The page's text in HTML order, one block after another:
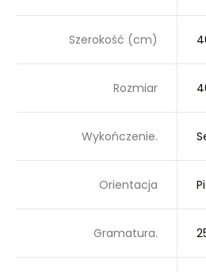
Szerokość (cm)
Rozmiar
Wykończenie.
Orientacja
Gramatura.